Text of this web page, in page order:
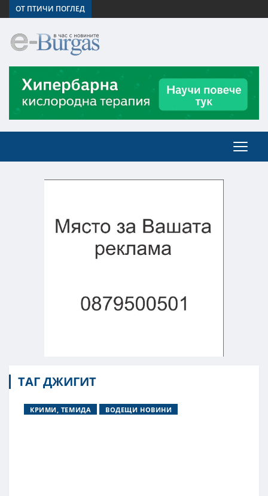
ОТ ПТИЧИ ПОГЛЕД
ТАГ ДЖИГИТ
КРИМИ, ТЕМИДА ВОДЕЩИ НОВИНИ